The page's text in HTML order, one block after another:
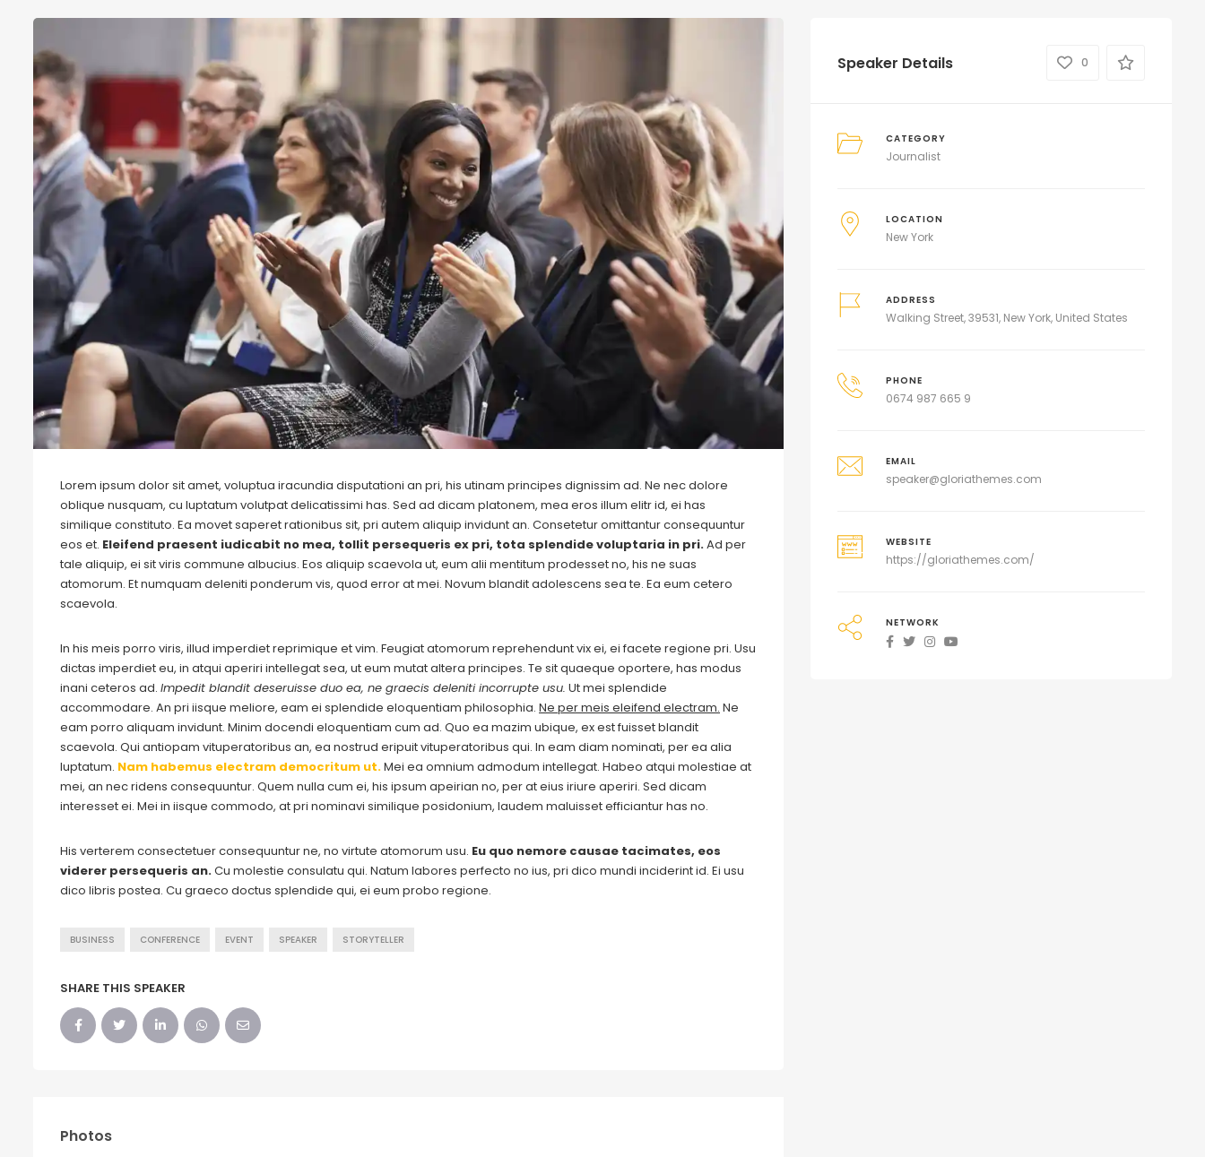
Lorem ipsum dolor sit amet, voluptua iracundia disputationi an pri, his utinam principes dignissim ad. Ne nec dolore
oblique nusquam, cu luptatum volutpat delicatissimi has. Sed ad dicam platonem, mea eros illum elitr id, ei has
similique constituto. Ea movet saperet rationibus sit, pri autem aliquip invidunt an. Consetetur omittantur consequuntur
eos et. Eleifend praesent iudicabit no mea, tollit persequeris ex pri, tota splendide voluptaria in pri.Ad per
tale aliquip, ei sit viris commune albucius. Eos aliquip scaevola ut, eum alii mentitum prodesset no, his ne suas
atomorum. Et numquam deleniti ponderum vis, quod error at mei. Novum blandit adolescens sea te. Ea eum cetero
scaevola.
In his meis porro viris, illud imperdiet reprimique et vim. Feugiat atomorum reprehendunt vix ei, ei facete regione pri. Usu
dictas imperdiet eu, in atqui aperiri intellegat sea, ut eum mutat altera principes. Te sit quaeque oportere, has modus
inani ceteros ad. Impedit blandit deseruisse duo ea, ne graecis deleniti incorrupte usu. Ut mei splendide
accommodare. An pri iisque meliore, eam ei splendide eloquentiam philosophia. Ne per meis eleifend electram. Ne
eam porro aliquam invidunt. Minim docendi eloquentiam cum ad. Quo ea mazim ubique, ex est fuisset blandit
scaevola. Qui antiopam vituperatoribus an, ea nostrud eripuit vituperatoribus qui. In eam diam nominati, per ea alia
luptatum. Nam habemus electram democritum ut.Mei ea omnium admodum intellegat. Habeo atqui molestiae at
mei, an nec ridens consequuntur. Quem nulla cum ei, his ipsum apeirian no, per at eius iriure aperiri. Sed dicam
interesset ei. Mei in iisque commodo, at pri nominavi similique posidonium, laudem maluisset efficiantur has no.
His verterem consectetuer consequuntur ne, no virtute atomorum usu. Eu quo nemore causae tacimates, eos
viderer persequeris an.Cu molestie consulatu qui. Natum labores perfecto no ius, pri dico mundi inciderint id. Ei usu
dico libris postea. Cu graeco doctus splendide qui, ei eum probo regione.
BUSINESS CONFERENCE EVENT SPEAKER STORYTELLER
SHARE THIS SPEAKER
Photos
Speaker Details 0
CATEGORY
Journalist
LOCATION
New York
ADDRESS
Walking Street, 39531, New York, United States
PHONE
0674 987 665 9
EMAIL
speaker@gloriathemes.com
WEBSITE
https://gloriathemes.com/
NETWORK